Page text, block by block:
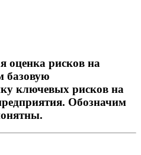
оценка рисков на
базовую
ключевых рисков на
Обозначим